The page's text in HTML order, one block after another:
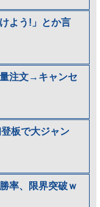
よう!」とか言
量注文→キャンセ
板で大ジャン
率、限界突破ｗ